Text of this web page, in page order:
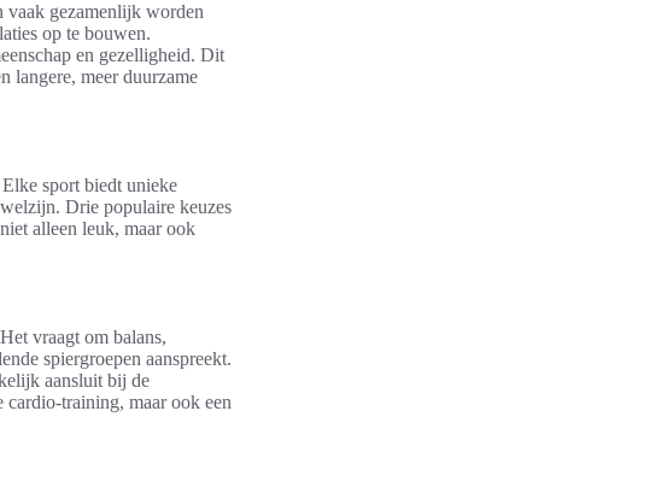
vaak gezamenlijk worden
op te bouwen.
en gezelligheid. Dit
langere, meer duurzame
sport biedt unieke
Drie populaire keuzes
alleen leuk, maar ook
vraagt om balans,
spiergroepen aanspreekt.
aansluit bij de
cardio-training, maar ook een